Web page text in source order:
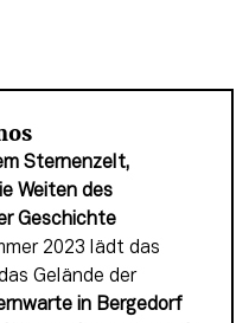
Sternenzelt,
Weiten des
Geschichte
2023 lädt das
Gelände der
in Bergedorf